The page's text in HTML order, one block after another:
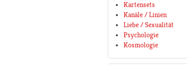
Kartensets
Kanäle / Linien
Liebe / Sexualität
Psychologie
Kosmologie